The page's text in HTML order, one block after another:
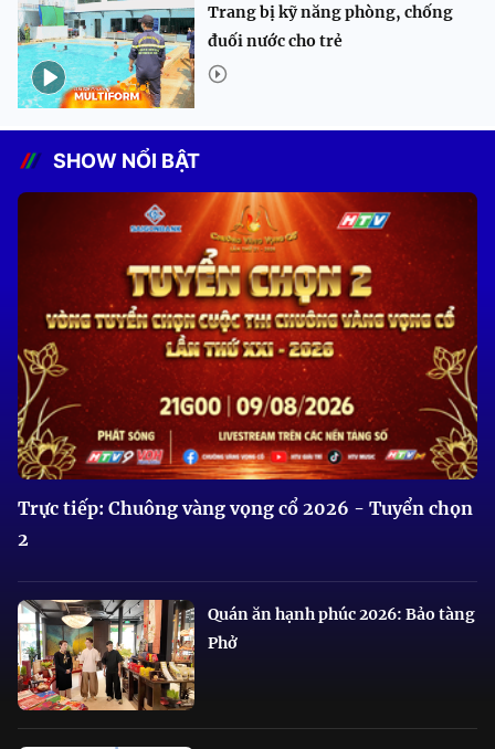
Trang bị kỹ năng phòng, chống
đuối nước cho trẻ
SHOW NỔI BẬT
Trực tiếp: Chuông vàng vọng cổ 2026 - Tuyển chọn
2
Quán ăn hạnh phúc 2026: Bảo tàng
Phở